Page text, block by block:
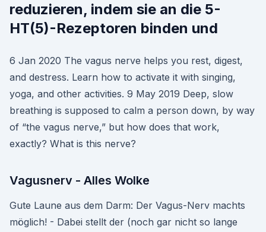
reduzieren, indem sie an die 5-
HT(5)-Rezeptoren binden und
6 Jan 2020 The vagus nerve helps you rest, digest,
and destress. Learn how to activate it with singing,
yoga, and other activities. 9 May 2019 Deep, slow
breathing is supposed to calm a person down, by way
of “the vagus nerve,” but how does that work,
exactly? What is this nerve?
Vagusnerv - Alles Wolke
Gute Laune aus dem Darm: Der Vagus-Nerv machts
möglich! - Dabei stellt der (noch gar nicht so lange